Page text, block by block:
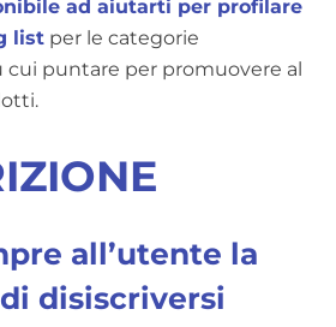
ad aiutarti per profilare
listper le categorie
cui puntare per promuovere al
all’utente la
disiscriversi